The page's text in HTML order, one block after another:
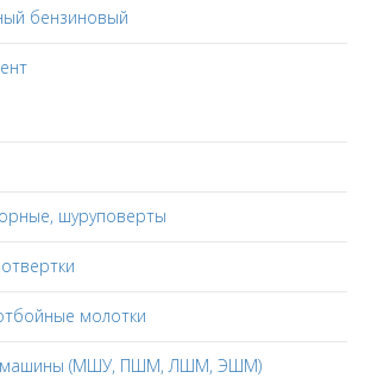
бензиновый
шуруповерты
молотки
машины (МШУ, ПШМ, ЛШМ, ЭШМ)